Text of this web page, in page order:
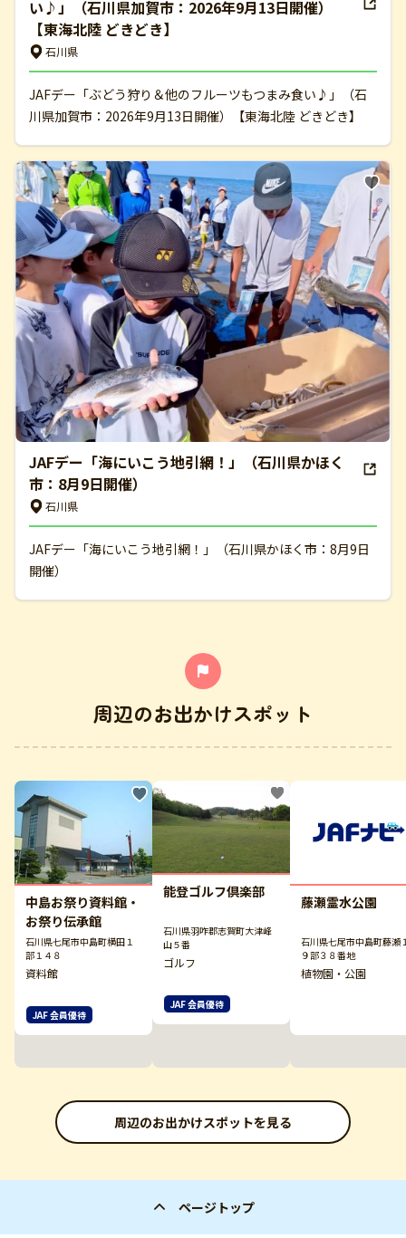
い♪」（石川県加賀市：2026年9月13日開催）
【東海北陸 どきどき】
石川県
JAFデー「ぶどう狩り＆他のフルーツもつまみ食い♪」（石
川県加賀市：2026年9月13日開催）【東海北陸 どきどき】
JAFデー「海にいこう地引網！」（石川県かほく
市：8月9日開催）
石川県
JAFデー「海にいこう地引網！」（石川県かほく市：8月9日
開催）
周辺のお出かけスポット
中島お祭り資料館・
お祭り伝承館
石川県七尾市中島町横田１
部１４８
資料館
JAF 会員優待
能登ゴルフ倶楽部
石川県羽咋郡志賀町大津峰
山５番
ゴルフ
JAF 会員優待
藤瀬霊水公園
石川県七尾市中島町藤瀬
９部３８番地
植物園・公園
周辺のお出かけスポットを見る
ページトップ